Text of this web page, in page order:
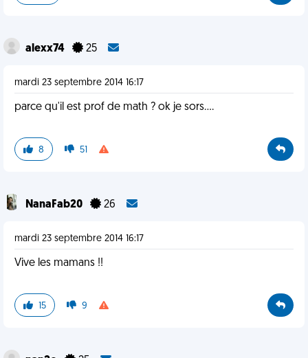
alexx74 25
mardi 23 septembre 2014 16:17
parce qu'il est prof de math ? ok je sors....
8 51
NanaFab20 26
mardi 23 septembre 2014 16:17
Vive les mamans !!
15 9